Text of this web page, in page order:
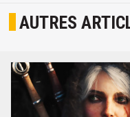
AUTRES